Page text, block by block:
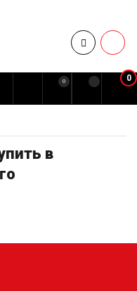
0 0
в